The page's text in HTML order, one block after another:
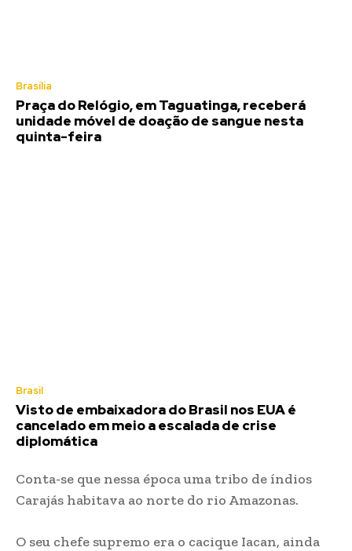
Brasília
Praça do Relógio, em Taguatinga, receberá
unidade móvel de doação de sangue nesta
quinta-feira
Brasil
Visto de embaixadora do Brasil nos EUA é
cancelado em meio a escalada de crise
diplomática
Conta-se que nessa época uma tribo de índios
Carajás habitava ao norte do rio Amazonas.
O seu chefe supremo era o cacique Iacan, ainda